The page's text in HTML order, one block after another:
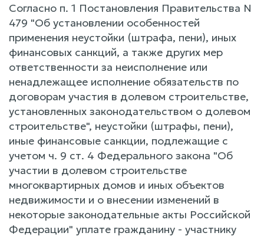
Согласно п. 1 Постановления Правительства N
479 "Об установлении особенностей
применения неустойки (штрафа, пени), иных
финансовых санкций, а также других мер
ответственности за неисполнение или
ненадлежащее исполнение обязательств по
договорам участия в долевом строительстве,
установленных законодательством о долевом
строительстве", неустойки (штрафы, пени),
иные финансовые санкции, подлежащие с
учетом ч. 9 ст. 4 Федерального закона "Об
участии в долевом строительстве
многоквартирных домов и иных объектов
недвижимости и о внесении изменений в
некоторые законодательные акты Российской
Федерации" уплате гражданину - участнику